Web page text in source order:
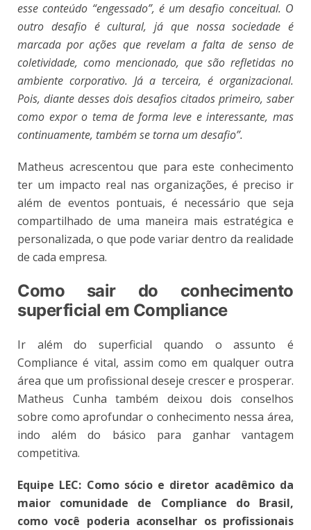
esse conteúdo “engessado”, é um desafio conceitual. O
outro desafio é cultural, já que nossa sociedade é
marcada por ações que revelam a falta de senso de
coletividade, como mencionado, que são refletidas no
ambiente corporativo. Já a terceira, é organizacional.
Pois, diante desses dois desafios citados primeiro, saber
como expor o tema de forma leve e interessante, mas
continuamente, também se torna um desafio”.
Matheus acrescentou que para este conhecimento
ter um impacto real nas organizações, é preciso ir
além de eventos pontuais, é necessário que seja
compartilhado de uma maneira mais estratégica e
personalizada, o que pode variar dentro da realidade
de cada empresa.
Como sair do conhecimento
superficial em Compliance
Ir além do superficial quando o assunto é
Compliance é vital, assim como em qualquer outra
área que um profissional deseje crescer e prosperar.
Matheus Cunha também deixou dois conselhos
sobre como aprofundar o conhecimento nessa área,
indo além do básico para ganhar vantagem
competitiva.
Equipe LEC: Como sócio e diretor acadêmico da
maior comunidade de Compliance do Brasil,
como você poderia aconselhar os profissionais